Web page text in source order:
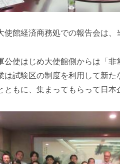
使館経済商務処での報告会は、
公使はじめ大使館側からは「
は試験区の制度を利用して新
ともに、集まってもらって日本